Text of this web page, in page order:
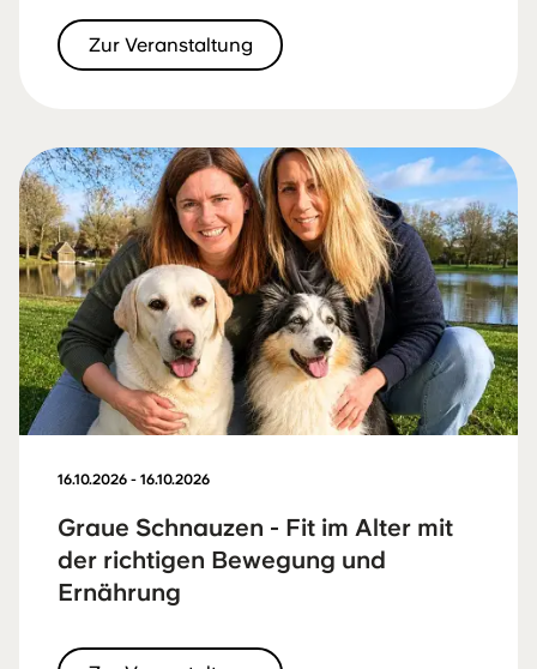
Zur Veranstaltung
16.10.2026 - 16.10.2026
Graue Schnauzen - Fit im Alter mit
der richtigen Bewegung und
Ernährung